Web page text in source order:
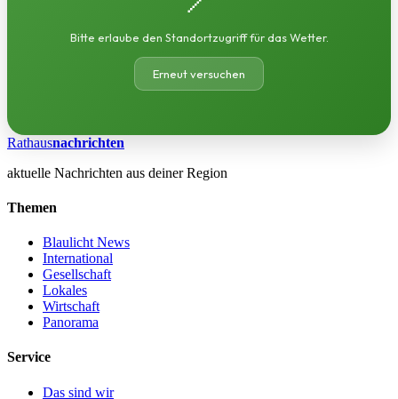
Bitte erlaube den Standortzugriff für das Wetter.
Erneut versuchen
Rathausnachrichten
aktuelle Nachrichten aus deiner Region
Themen
Blaulicht News
International
Gesellschaft
Lokales
Wirtschaft
Panorama
Service
Das sind wir